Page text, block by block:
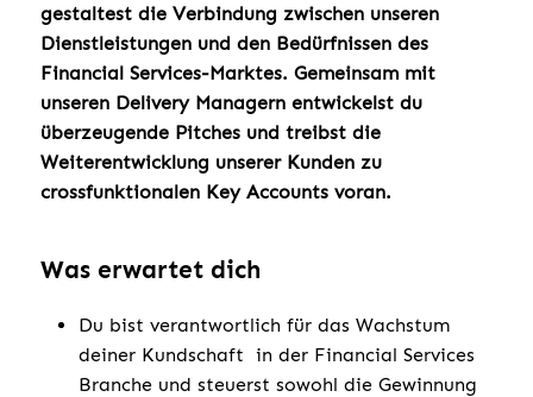
gestaltest die Verbindung zwischen unseren
Dienstleistungen und den Bedürfnissen des
Financial Services-Marktes. Gemeinsam mit
unseren Delivery Managern entwickelst du
überzeugende Pitches und treibst die
Weiterentwicklung unserer Kunden zu
crossfunktionalen Key Accounts voran.
Was erwartet dich
Du bist verantwortlich für das Wachstum
deiner Kundschaft in der Financial Services
Branche und steuerst sowohl die Gewinnung